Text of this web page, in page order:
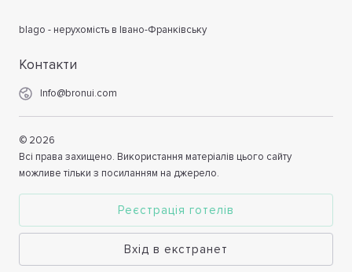
blago - нерухомість в Івано-Франківську
Контакти
Info@bronui.com
© 2026
Всі права захищено. Використання матеріалів цього сайту
можливе тільки з посиланням на джерело.
Реєстрація готелів
Вхід в екстранет